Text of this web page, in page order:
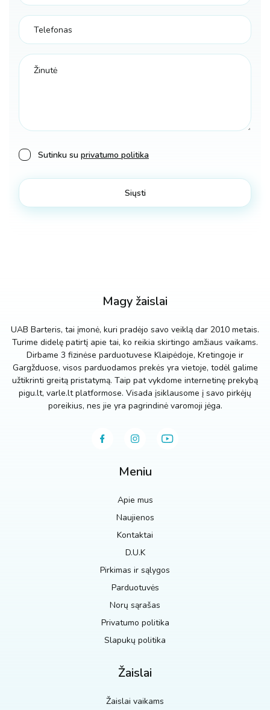
Sutinku su privatumo politika
Magy žaislai
UAB Barteris, tai įmonė, kuri pradėjo savo veiklą dar 2010 metais.
Turime didelę patirtį apie tai, ko reikia skirtingo amžiaus vaikams.
Dirbame 3 fizinėse parduotuvese Klaipėdoje, Kretingoje ir
Gargžduose, visos parduodamos prekės yra vietoje, todėl galime
užtikrinti greitą pristatymą. Taip pat vykdome internetinę prekybą
pigu.lt, varle.lt platformose. Visada įsiklausome į savo pirkėjų
poreikius, nes jie yra pagrindinė varomoji jėga.
Meniu
Apie mus
Naujienos
Kontaktai
D.U.K
Pirkimas ir sąlygos
Parduotuvės
Norų sąrašas
Privatumo politika
Slapukų politika
Žaislai
Žaislai vaikams